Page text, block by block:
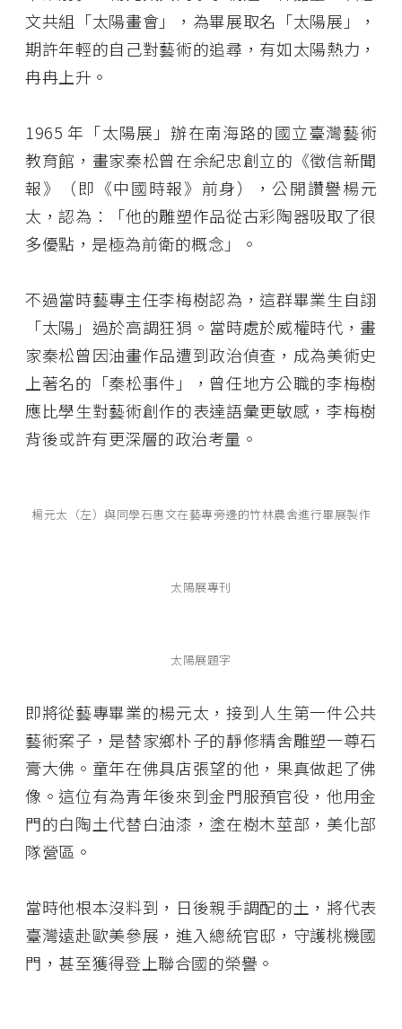
文共組「太陽畫會」，為畢展取名「太陽展」，
期許年輕的自己對藝術的追尋，有如太陽熱力，
冉冉上升。
1965 年「太陽展」辦在南海路的國立臺灣藝術
教育館，畫家秦松曾在余紀忠創立的《徵信新聞
報》（即《中國時報》前身），公開讚譽楊元
太，認為：「他的雕塑作品從古彩陶器吸取了很
多優點，是極為前衛的概念」。
不過當時藝專主任李梅樹認為，這群畢業生自詡
「太陽」過於高調狂狷。當時處於威權時代，畫
家秦松曾因油畫作品遭到政治偵查，成為美術史
上著名的「秦松事件」，曾任地方公職的李梅樹
應比學生對藝術創作的表達語彙更敏感，李梅樹
背後或許有更深層的政治考量。
楊元太（左）與同學石惠文在藝專旁邊的竹林農舍進行畢展製作
太陽展專刊
太陽展題字
即將從藝專畢業的楊元太，接到人生第一件公共
藝術案子，是替家鄉朴子的靜修精舍雕塑一尊石
膏大佛。童年在佛具店張望的他，果真做起了佛
像。這位有為青年後來到金門服預官役，他用金
門的白陶土代替白油漆，塗在樹木莖部，美化部
隊營區。
當時他根本沒料到，日後親手調配的土，將代表
臺灣遠赴歐美參展，進入總統官邸，守護桃機國
門，甚至獲得登上聯合國的榮譽。